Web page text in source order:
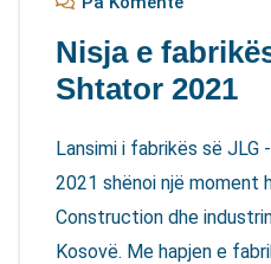
Nisja e
Shtator 2021
Lansimi i fabrikës së
2021 shënoi një moment
Construction dhe
Kosovë. Me hapjen e